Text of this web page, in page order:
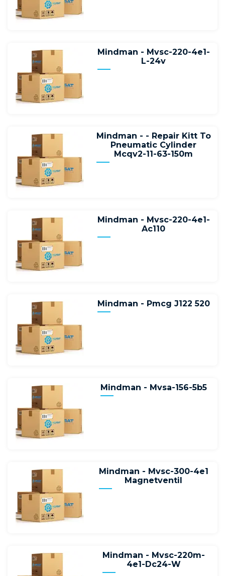
Mindman - Mvsc-220-4e1-
L-24v
Mindman - - Repair Kitt To
Pneumatic Cylinder
Mcqv2-11-63-150m
Mindman - Mvsc-220-4e1-
Ac110
Mindman - Pmcg J122 520
Mindman - Mvsa-156-5b5
Mindman - Mvsc-300-4e1
Magnetventil
Mindman - Mvsc-220m-
4e1-Dc24-W